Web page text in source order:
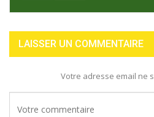
LAISSER UN COMMENTAIRE
Votre adresse email ne